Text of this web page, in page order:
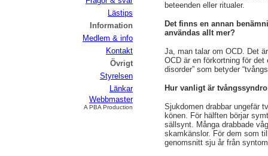
Lästips
Information
Medlem & info
Kontakt
Övrigt
Styrelsen
Länkar
Webbmaster
A PBA Production
beteenden eller ritualer.
Det finns en annan
användas allt mer?
Ja, man talar om OCD. Det
OCD är en förkortning för
disorder” som betyder
Hur vanligt är
Sjukdomen drabbar ungefär
könen. För hälften börjar
sällsynt. Många drabbade
skamkänslor. För dem som
genomsnitt sju år från